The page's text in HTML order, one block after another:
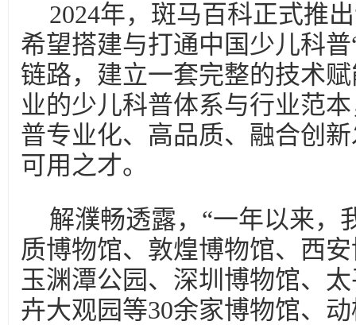
2024年，斑马百科正式推
希望搭建与打通中国少儿科
链路，建立一套完整的技术
业的少儿科普体系与行业范
普专业化、高品质、融合创
可用之才。
解濮畅透露，“一年以来，
质博物馆、敦煌博物馆、西
玉渊潭公园、深圳博物馆、
卉大观园等30余家博物馆、